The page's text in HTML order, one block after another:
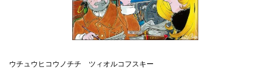
ウチュウヒコウノチチ ツィオルコフスキー